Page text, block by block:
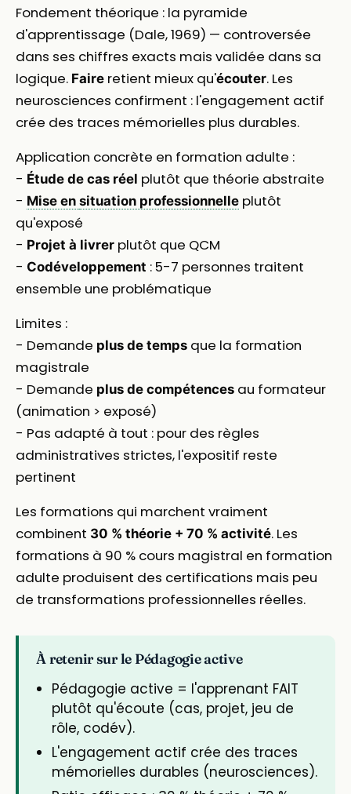
Fondement théorique : la pyramide
d'apprentissage (Dale, 1969) — controversée
dans ses chiffres exacts mais validée dans sa
logique. Faire retient mieux qu'écouter. Les
neurosciences confirment : l'engagement actif
crée des traces mémorielles plus durables.
Application concrète en formation adulte :
- Étude de cas réel plutôt que théorie abstraite
- Mise en situation professionnelle plutôt
qu'exposé
- Projet à livrer plutôt que QCM
- Codéveloppement : 5-7 personnes traitent
ensemble une problématique
Limites :
- Demande plus de temps que la formation
magistrale
- Demande plus de compétences au formateur
(animation > exposé)
- Pas adapté à tout : pour des règles
administratives strictes, l'expositif reste
pertinent
Les formations qui marchent vraiment
combinent 30 % théorie + 70 % activité. Les
formations à 90 % cours magistral en formation
adulte produisent des certifications mais peu
de transformations professionnelles réelles.
À retenir sur le Pédagogie active
Pédagogie active = l'apprenant FAIT
plutôt qu'écoute (cas, projet, jeu de
rôle, codév).
L'engagement actif crée des traces
mémorielles durables (neurosciences).